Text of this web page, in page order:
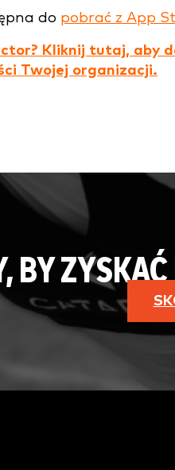
do pobrać z App
Kliknij tutaj, aby
Twojej organizacji.
BY